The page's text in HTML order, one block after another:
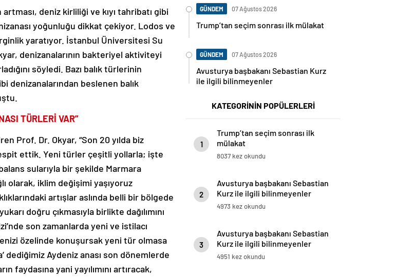
artması, deniz kirliliği ve kıyı tahribatı gibi
yoğunluğu dikkat çekiyor. Lodos ve
yaratıyor. İstanbul Üniversitesi Su
denizanalarının bakteriyel aktiviteyi
söyledi. Bazı balık türlerinin
denizanalarından beslenen balık
TÜRLERİ VAR”
Prof. Dr. Okyar, “Son 20 yılda biz
tespit ettik. Yeni türler çeşitli yollarla; işte
sularıyla bir şekilde Marmara
olarak, iklim değişimi yaşıyoruz
artışlar aslında belli bir bölgede
doğru çıkmasıyla birlikte dağılımını
son zamanlarda yeni ve istilacı
özelinde konuşursak yeni tür olmasa
dediğimiz Aydeniz anası son dönemlerde
faydasına yani yayılımını artıracak,
GÜNDEM 07 Ağustos 2026
Trump’tan seçim sonrası ilk mülakat
GÜNDEM 07 Ağustos 2026
Avusturya başbakanı Sebastian Kurz
ile ilgili bilinmeyenler
KATEGORİNİN POPÜLERLERİ
1
Trump’tan seçim sonrası ilk
mülakat
8037 kez okundu
2
Avusturya başbakanı Sebastian
Kurz ile ilgili bilinmeyenler
4973 kez okundu
3
Avusturya başbakanı Sebastian
Kurz ile ilgili bilinmeyenler
4951 kez okundu